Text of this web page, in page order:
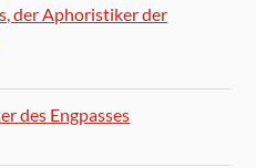
der Aphoristiker der
des Engpasses